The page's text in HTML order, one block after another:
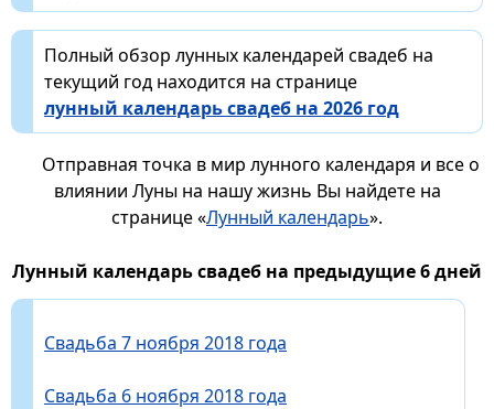
Полный обзор лунных календарей свадеб на
текущий год находится на странице
лунный календарь свадеб на 2026 год
Отправная точка в мир лунного календаря и все о
влиянии Луны на нашу жизнь Вы найдете на
странице «Лунный календарь».
Лунный календарь свадеб на предыдущие 6 дней
Свадьба 7 ноября 2018 года
Свадьба 6 ноября 2018 года